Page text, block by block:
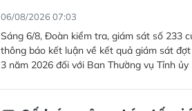
06/08/2026 07:03
Sáng 6/8, Đoàn kiểm tra, giám sát số 233
thông báo kết luận về kết quả giám sát
3 năm 2026 đối với Ban Thường vụ Tỉnh ủy